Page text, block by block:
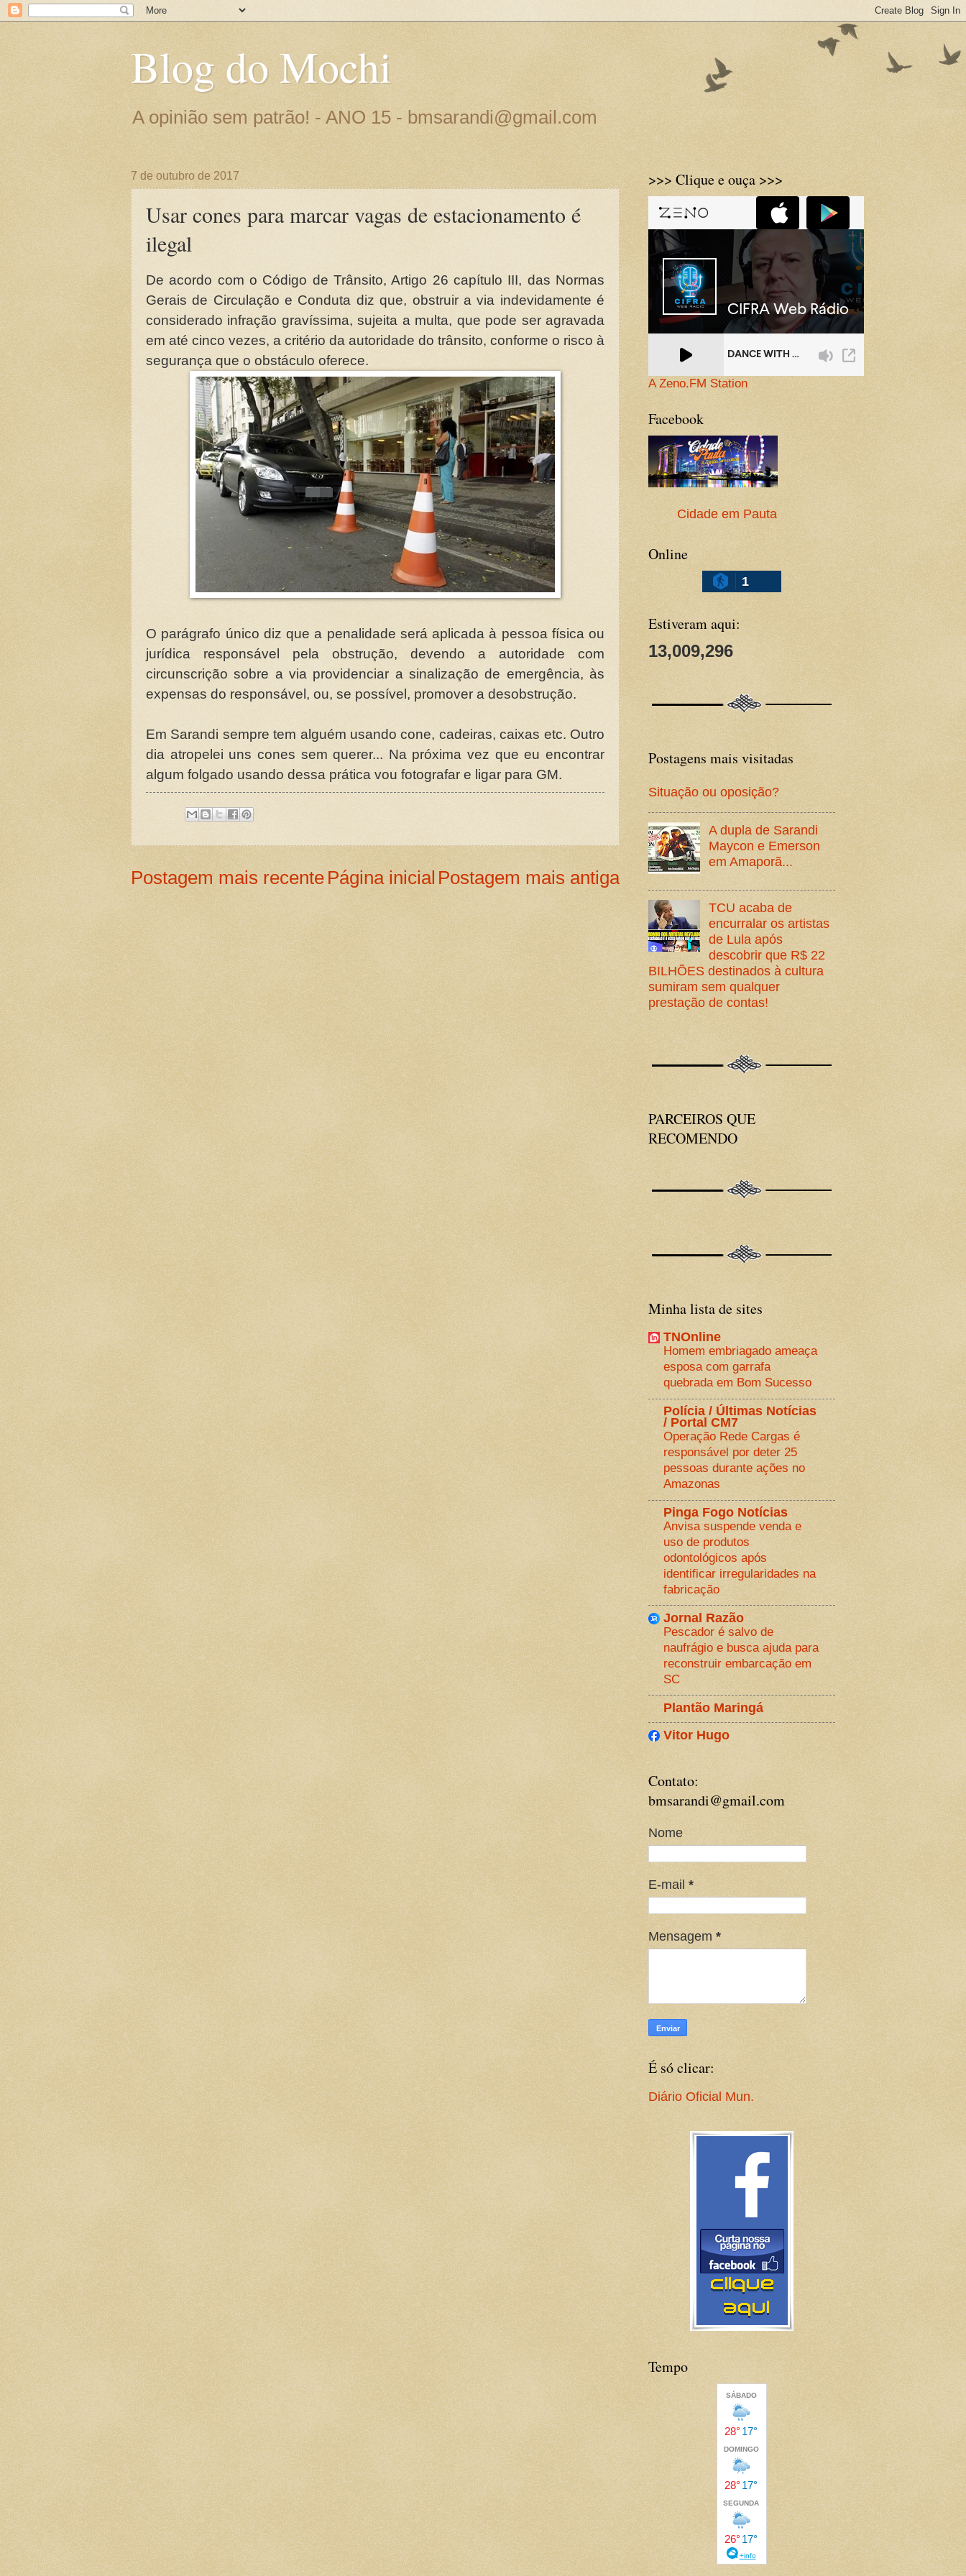
Blog do Mochi
A opinião sem patrão! - ANO 15 - bmsarandi@gmail.com
7 de outubro de 2017
Usar cones para marcar vagas de estacionamento é
ilegal
De acordo com o Código de Trânsito, Artigo 26 capítulo III, das Normas
Gerais de Circulação e Conduta diz que, obstruir a via indevidamente é
considerado infração gravíssima, sujeita a multa, que pode ser agravada
em até cinco vezes, a critério da autoridade do trânsito, conforme o risco à
segurança que o obstáculo oferece.
O parágrafo único diz que a penalidade será aplicada à pessoa física ou
jurídica responsável pela obstrução, devendo a autoridade com
circunscrição sobre a via providenciar a sinalização de emergência, às
expensas do responsável, ou, se possível, promover a desobstrução.
Em Sarandi sempre tem alguém usando cone, cadeiras, caixas etc. Outro
dia atropelei uns cones sem querer... Na próxima vez que eu encontrar
algum folgado usando dessa prática vou fotografar e ligar para GM.
Postagem mais recente Postagem mais antiga
Página inicial
>>> Clique e ouça >>>
A Zeno.FM Station
Facebook
Cidade em Pauta
Online
1
Estiveram aqui:
13,009,296
Postagens mais visitadas
Situação ou oposição?
A dupla de Sarandi
Maycon e Emerson
em Amaporã...
TCU acaba de
encurralar os artistas
de Lula após
descobrir que R$ 22
BILHÕES destinados à cultura
sumiram sem qualquer
prestação de contas!
PARCEIROS QUE
RECOMENDO
Minha lista de sites
TNOnline
Homem embriagado ameaça
esposa com garrafa
quebrada em Bom Sucesso
Polícia / Últimas Notícias
/ Portal CM7
Operação Rede Cargas é
responsável por deter 25
pessoas durante ações no
Amazonas
Pinga Fogo Notícias
Anvisa suspende venda e
uso de produtos
odontológicos após
identificar irregularidades na
fabricação
Jornal Razão
Pescador é salvo de
naufrágio e busca ajuda para
reconstruir embarcação em
SC
Plantão Maringá
Vitor Hugo
Contato:
bmsarandi@gmail.com
Nome
E-mail *
Mensagem *
É só clicar:
Diário Oficial Mun.
Tempo